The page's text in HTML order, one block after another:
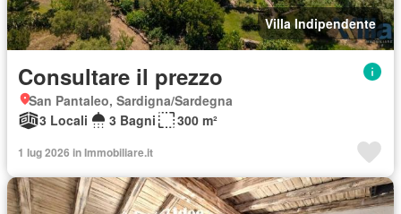
Villa Indipendente
Consultare il prezzo
San Pantaleo, Sardigna/Sardegna
3 Locali
3 Bagni 300 m²
1 lug 2026 in Immobiliare.it